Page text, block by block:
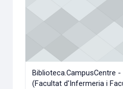
Biblioteca.CampusCentre
(Facultat d'Infermeria i